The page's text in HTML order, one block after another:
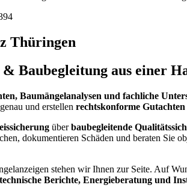
Thüringen
Baubegleitung aus einer
Baumängelanalysen und fachliche
und erstellen rechtskonforme
überbaubegleitende
dokumentieren Schäden und beraten Sie
stehen wir Ihnen zur Seite. Auf
technische Berichte, Energieberatung und